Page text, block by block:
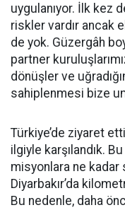
uygulanıyor. İlk kez
riskler vardır ancak
de yok. Güzergâh
partner
dönüşler ve
sahiplenmesi bize
Türkiye’de ziyaret
ilgiyle karşılandık.
misyonlara ne kadar
Diyarbakır’da
Bu nedenle, daha